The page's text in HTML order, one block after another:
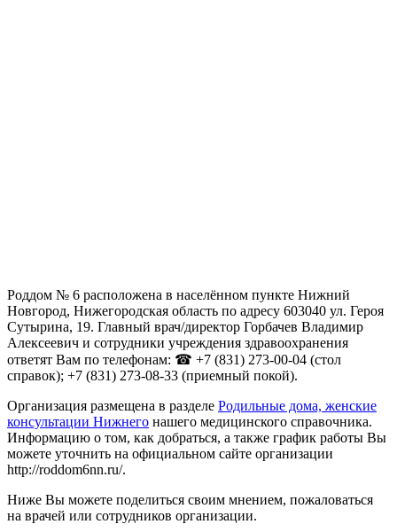
Роддом № 6 расположена в населённом пункте Нижний
Новгород, Нижегородская область по адресу 603040 ул. Героя
Сутырина, 19. Главный врач/директор Горбачев Владимир
Алексеевич и сотрудники учреждения здравоохранения
ответят Вам по телефонам: ☎ +7 (831) 273-00-04 (стол
справок); +7 (831) 273-08-33 (приемный покой).
Организация размещена в разделе Родильные дома, женские
консультации Нижнего нашего медицинского справочника.
Информацию о том, как добраться, а также график работы Вы
можете уточнить на официальном сайте организации
http://roddom6nn.ru/.
Ниже Вы можете поделиться своим мнением, пожаловаться
на врачей или сотрудников организации.